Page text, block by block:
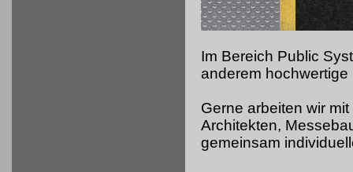
Im Bereich Public
anderem
Gerne arbeiten wir
Architekten,
gemeinsam